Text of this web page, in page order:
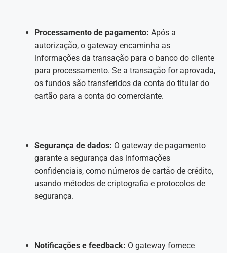
Processamento de pagamento: Após a
autorização, o gateway encaminha as
informações da transação para o banco do cliente
para processamento. Se a transação for aprovada,
os fundos são transferidos da conta do titular do
cartão para a conta do comerciante.
Segurança de dados: O gateway de pagamento
garante a segurança das informações
confidenciais, como números de cartão de crédito,
usando métodos de criptografia e protocolos de
segurança.
Notificações e feedback: O gateway fornece